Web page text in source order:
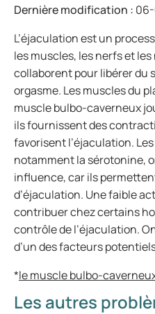
Dernière modification :
L’éjaculation est un
les muscles, les nerfs et
collaborent pour libérer du
orgasme. Les muscles du
muscle bulbo-caverneux
ils fournissent des
favorisent l’éjaculation.
notamment la sérotonine,
influence, car ils
d’éjaculation. Une faible
contribuer chez certains
contrôle de l’éjaculation.
d’un des facteurs
*le muscle bulbo-
Les autres